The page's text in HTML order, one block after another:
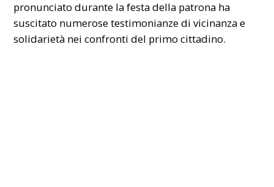
pronunciato durante la festa della patrona ha
suscitato numerose testimonianze di vicinanza e
solidarietà nei confronti del primo cittadino.